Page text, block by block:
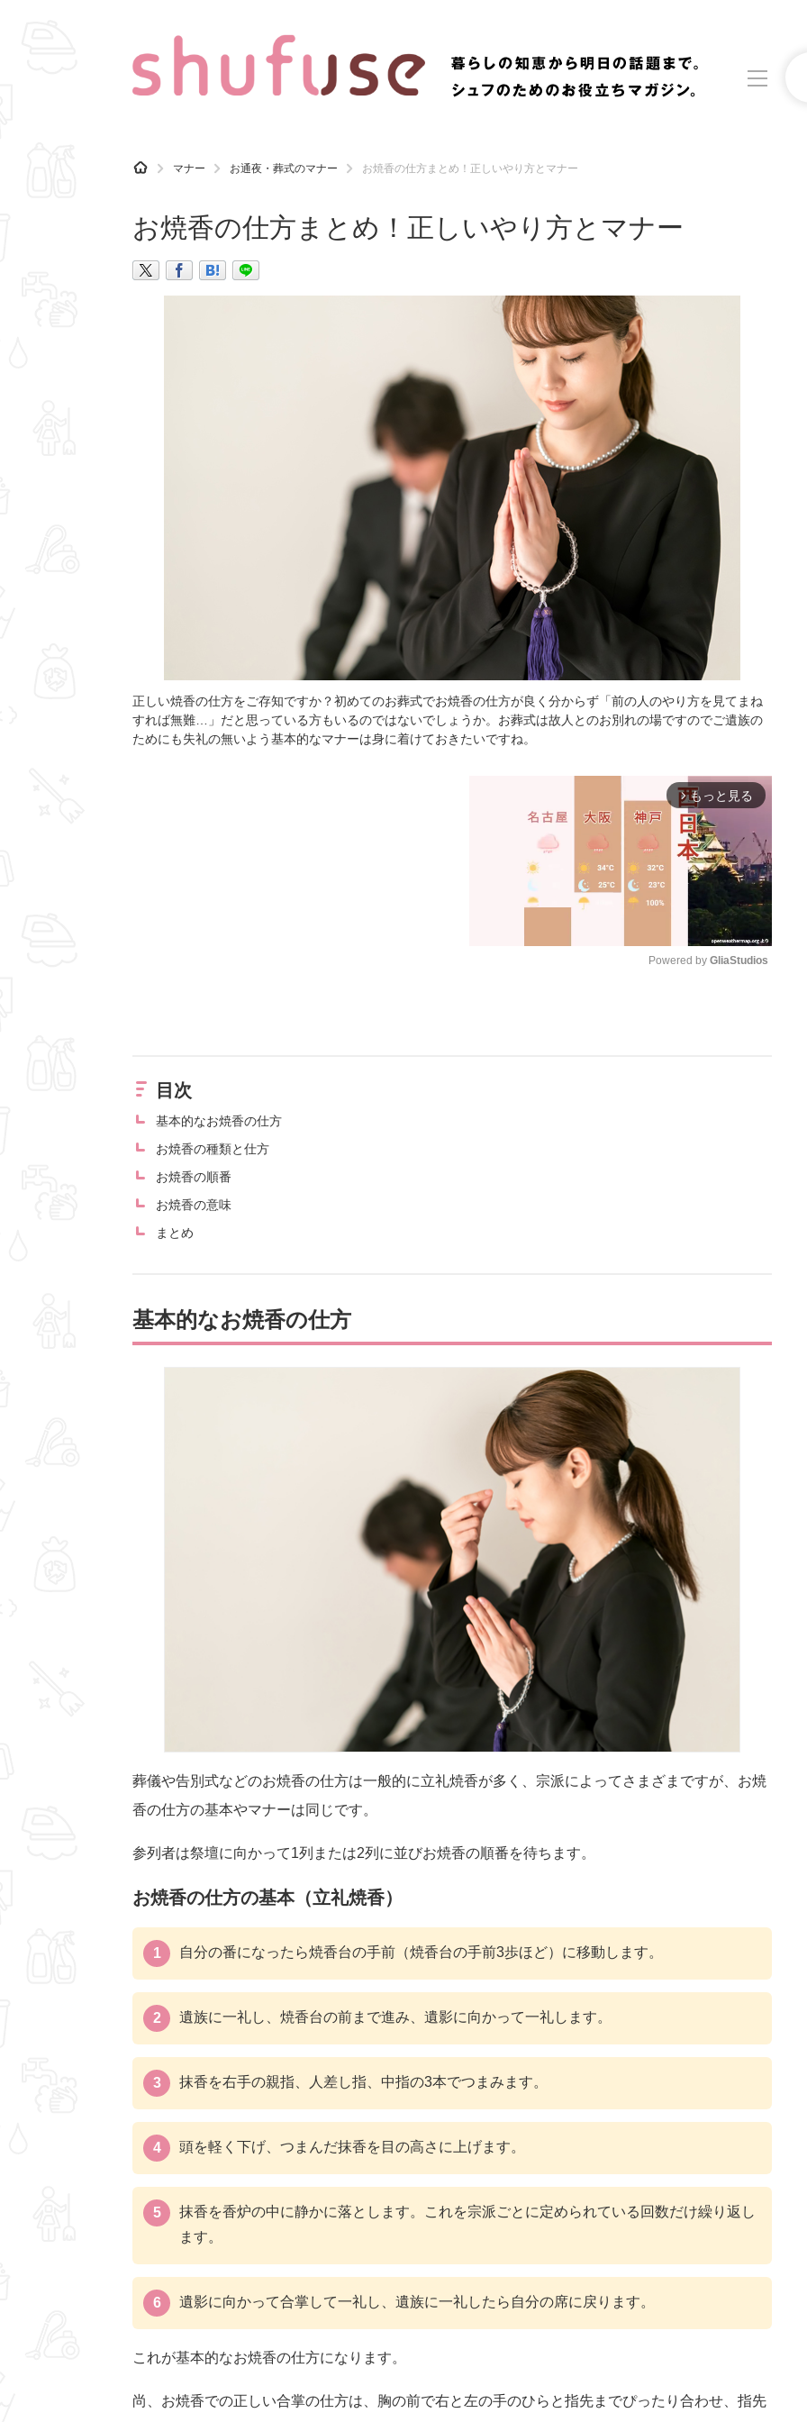
CATEGORY 記事カテゴリ
マナー 趣味 食材辞典 おすすめ
H
O
マナー お通夜・葬式のマナー お焼香の仕方まとめ！正しいやり方とマナー
お焼香の仕方まとめ！正しいやり方とマナー
正しい焼香の仕方をご存知ですか？初めてのお葬式でお焼香の仕方が良く分からず「前の人のやり方を見てまね
すれば無難…」だと思っている方もいるのではないでしょうか。お葬式は故人とのお別れの場ですのでご遺族の
ためにも失礼の無いよう基本的なマナーは身に着けておきたいですね。
arrow_forward_ios もっと見る
Powered by GliaStudios
目次
基本的なお焼香の仕方
お焼香の種類と仕方
お焼香の順番
お焼香の意味
まとめ
基本的なお焼香の仕方
葬儀や告別式などのお焼香の仕方は一般的に立礼焼香が多く、宗派によってさまざまですが、お焼
香の仕方の基本やマナーは同じです。
参列者は祭壇に向かって1列または2列に並びお焼香の順番を待ちます。
お焼香の仕方の基本（立礼焼香）
自分の番になったら焼香台の手前（焼香台の手前3歩ほど）に移動します。
遺族に一礼し、焼香台の前まで進み、遺影に向かって一礼します。
抹香を右手の親指、人差し指、中指の3本でつまみます。
頭を軽く下げ、つまんだ抹香を目の高さに上げます。
抹香を香炉の中に静かに落とします。これを宗派ごとに定められている回数だけ繰り返し
ます。
遺影に向かって合掌して一礼し、遺族に一礼したら自分の席に戻ります。
これが基本的なお焼香の仕方になります。
尚、お焼香での正しい合掌の仕方は、胸の前で右と左の手のひらと指先までぴったり合わせ、指先